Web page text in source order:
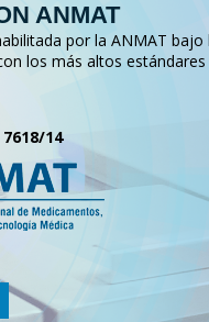
ANMAT
por la ANMAT
los más altos estándares
14